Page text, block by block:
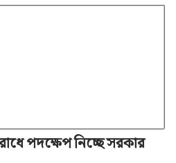
পদক্ষেপ নিচ্ছে সরকার